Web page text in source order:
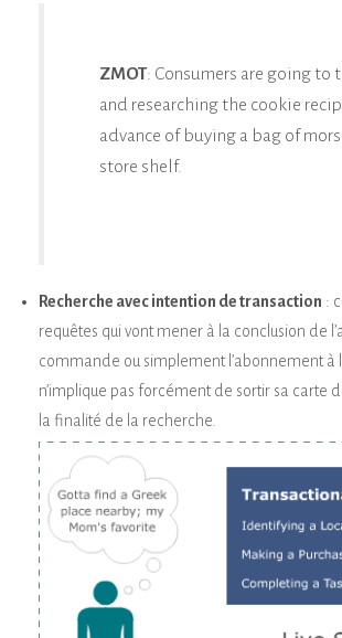
ZMOT: Consumers are going to
and researching the cookie
advance of buying a bag of
store shelf.
Recherche avec intention de transaction :
requêtes qui vont mener à la conclusion de
commande ou simplement l’abonnement à
n’implique pas forcément de sortir sa carte
la finalité de la recherche.